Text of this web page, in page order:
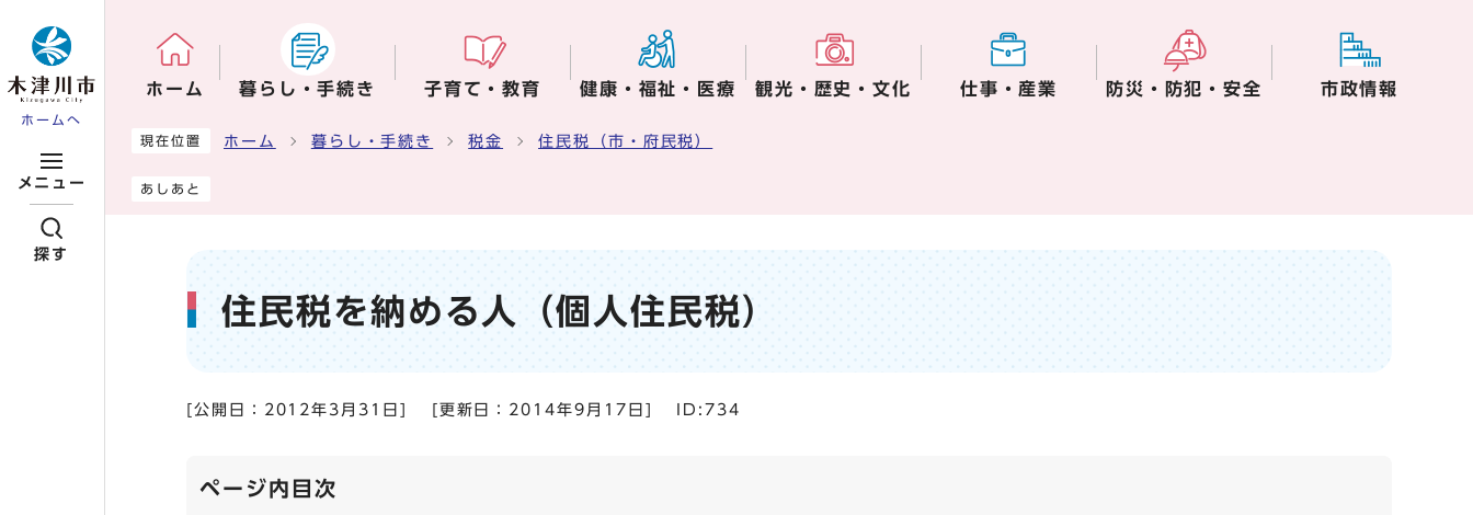
ホームへ
メニュー
探す
ホーム 暮らし・手続き 子育て・教育 健康・福祉・医療 観光・歴史・文化 仕事・産業 防災・防犯・安全 市政情報
ここから本文です
現在位置 ホーム 暮らし・手続き 税金 住民税（市・府民税）
あしあと
住民税を納める人（個人住民税）
[公開日： 2012年3月31日 [更新日： 2014年9月17日 ID:734
ページ内目次